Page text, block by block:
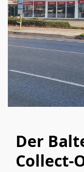
Der
Collect-